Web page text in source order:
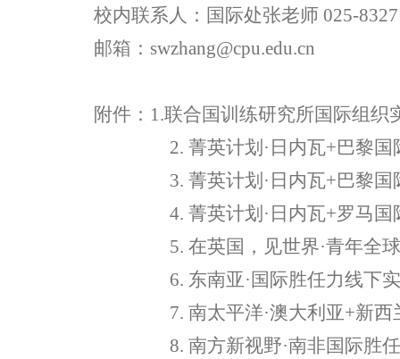
校内联系人： 国际处张老师 025-
邮箱： swzhang@cpu.edu.cn
附件： 1.联合国训练研究所国际组织
2. 菁英计划 · 日内瓦+巴黎国
3. 菁英计划 · 日内瓦+巴黎国
4. 菁英计划 · 日内瓦+罗马国
5. 在英国，见世界·青年全
6. 东南亚· 国际胜任力线下
7. 南太平洋·澳大利亚+新西
8. 南方新视野·南非国际胜